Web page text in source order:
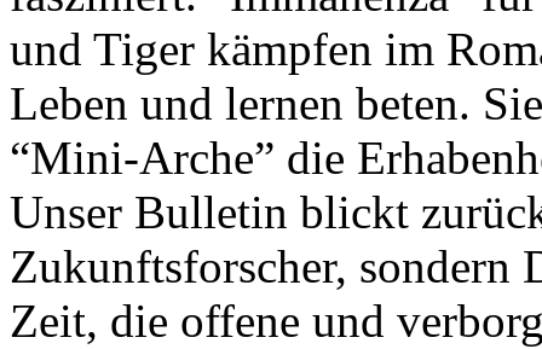
und Tiger kämpfen im
Leben und lernen beten.
“Mini-Arche” die
Unser Bulletin blickt
Zukunftsforscher, sondern
Zeit, die offene und